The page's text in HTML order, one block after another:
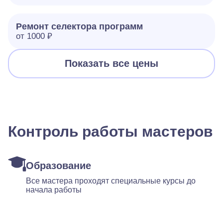
Ремонт селектора программ
от 1000 ₽
Показать все цены
Контроль работы мастеров
Образование
Все мастера проходят специальные курсы до
начала работы